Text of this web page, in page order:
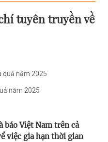
tuyên truyền về
quả năm 2025
năm 2025
báo Việt Nam trên cả
việc gia hạn thời gian